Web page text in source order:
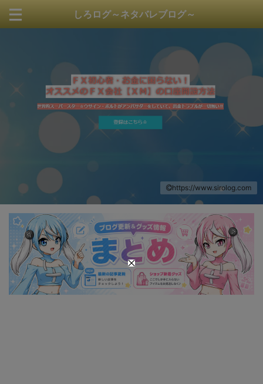
しろログ～ネタバレブログ～
https://www.sirolog.com